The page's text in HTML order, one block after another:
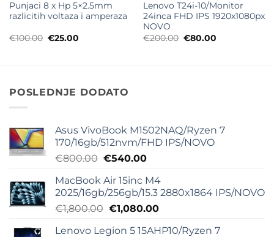
Punjaci 8 x Hp 5×2.5mm
razlicitih voltaza i amperaza
€100.00 Originalna
€25.00Trenutna
Lenovo T24i-10/Monitor
24inca FHD IPS 1920x1080px
NOVO
€200.00 Originalna
€80.00Trenutna
POSLEDNJE DODATO
Asus VivoBook M1502NAQ/Ryzen 7
170/16gb/512nvm/FHD IPS/NOVO
€800.00 Originalna
je
bila:
€800.00.
€540.00Trenutna
je:
€540.00.
MacBook Air 15inc M4
2025/16gb/256gb/15.3 2880x1864 IPS/NOVO
€1,800.00 Originalna
je
€1,080.00Trenutna
je:
Lenovo Legion 5 15AHP10/Ryzen 7